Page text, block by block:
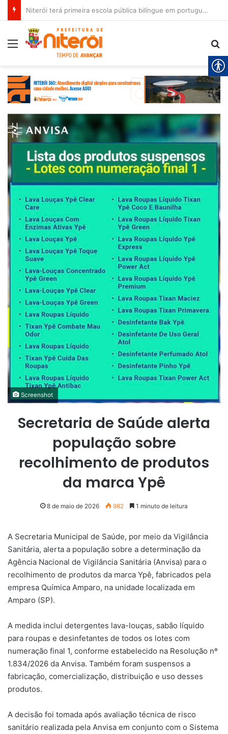
Niterói terá primeira escola pública bilíngue em português e espanhol
Menu
Screenshot
Secretaria de Saúde alerta
população sobre
recolhimento de produtos
da marca Ypê
8 de maio de 2026 982 1 minuto de leitura
A Secretaria Municipal de Saúde, por meio da Vigilância
Sanitária, alerta a população sobre a determinação da
Agência Nacional de Vigilância Sanitária (Anvisa) para o
recolhimento de produtos da marca Ypê, fabricados pela
empresa Química Amparo, na unidade localizada em
Amparo (SP).
A medida inclui detergentes lava-louças, sabão líquido
para roupas e desinfetantes de todos os lotes com
numeração final 1, conforme estabelecido na Resolução nº
1.834/2026 da Anvisa. Também foram suspensos a
fabricação, comercialização, distribuição e uso desses
produtos.
A decisão foi tomada após avaliação técnica de risco
sanitário realizada pela Anvisa em conjunto com o Sistema